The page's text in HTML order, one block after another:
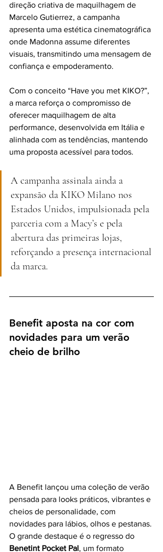
direção criativa de maquilhagem de
Marcelo Gutierrez, a campanha
apresenta uma estética cinematográfica
onde Madonna assume diferentes
visuais, transmitindo uma mensagem de
confiança e empoderamento.
Com o conceito “Have you met KIKO?”,
a marca reforça o compromisso de
oferecer maquilhagem de alta
performance, desenvolvida em Itália e
alinhada com as tendências, mantendo
uma proposta acessível para todos.
A campanha assinala ainda a
expansão da KIKO Milano nos
Estados Unidos, impulsionada pela
parceria com a Macy’s e pela
abertura das primeiras lojas,
reforçando a presença internacional
da marca.
Benefit aposta na cor com
novidades para um verão
cheio de brilho
A Benefit lançou uma coleção de verão
pensada para looks práticos, vibrantes e
cheios de personalidade, com
novidades para lábios, olhos e pestanas.
O grande destaque é o regresso do
Benetint Pocket Pal, um formato